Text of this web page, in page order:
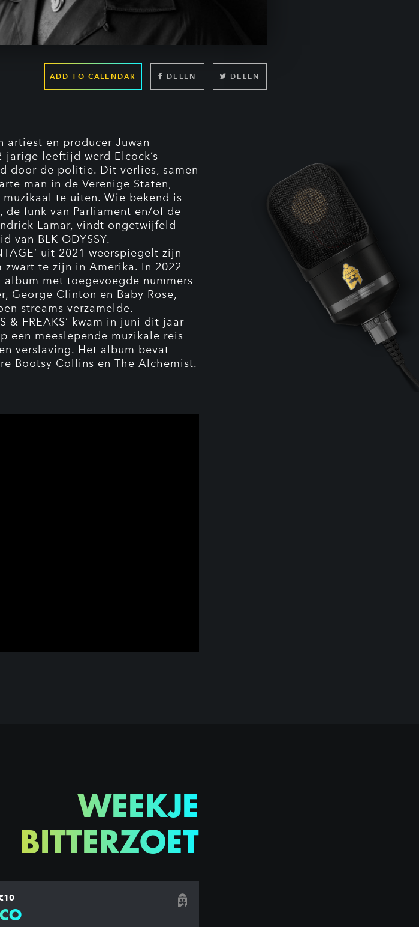
ADD TO CALENDAR DELEN DELEN
artiest en producer Juwan
jarige leeftijd werd Elcock’s
door de politie. Dit verlies, samen
man in de Verenige Staten,
te uiten. Wie bekend is
de funk van Parliament en/of de
Lamar, vindt ongetwijfeld
van BLK ODYSSY.
uit 2021 weerspiegelt zijn
te zijn in Amerika. In 2022
met toegevoegde nummers
George Clinton en Baby Rose,
streams verzamelde.
& FREAKS’ kwam in juni dit jaar
een meeslepende muzikale reis
verslaving. Het album bevat
Bootsy Collins en The Alchemist.
WEEKJE
BITTERZOET